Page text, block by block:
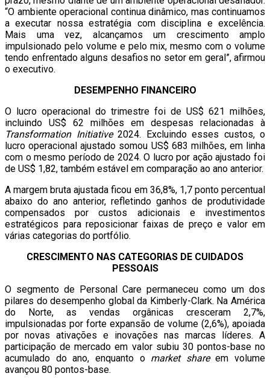
“O ambiente operacional continua dinâmico, mas continuamos
a executar nossa estratégia com disciplina e excelência.
Mais uma vez, alcançamos um crescimento amplo
impulsionado pelo volume e pelo mix, mesmo com o volume
tendo enfrentado alguns desafios no setor em geral”, afirmou
o executivo.
DESEMPENHO FINANCEIRO
O lucro operacional do trimestre foi de US$ 621 milhões,
incluindo US$ 62 milhões em despesas relacionadas à
Transformation Initiative2024. Excluindo esses custos, o
lucro operacional ajustado somou US$ 683 milhões, em linha
com o mesmo período de 2024. O lucro por ação ajustado foi
de US$ 1,82, também estável em comparação ao ano anterior.
A margem bruta ajustada ficou em 36,8%, 1,7 ponto percentual
abaixo do ano anterior, refletindo ganhos de produtividade
compensados por custos adicionais e investimentos
estratégicos para reposicionar faixas de preço e valor em
várias categorias do portfólio.
CRESCIMENTO NAS CATEGORIAS DE CUIDADOS
PESSOAIS
O segmento de Personal Care permaneceu como um dos
pilares do desempenho global da Kimberly-Clark. Na América
do Norte, as vendas orgânicas cresceram 2,7%,
impulsionadas por forte expansão de volume (2,6%), apoiada
por novas ativações e inovações nas marcas líderes. A
participação de mercado em valor subiu 30 pontos-base no
acumulado do ano, enquanto o market shareem volume
avançou 80 pontos-base.